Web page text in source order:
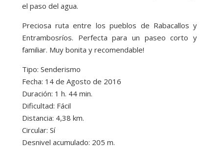
el paso del agua.
Preciosa ruta entre los pueblos de Rabacallos y
Entrambosríos. Perfecta para un paseo corto y
familiar. Muy bonita y recomendable!
Tipo: Senderismo
Fecha: 14 de Agosto de 2016
Duración: 1 h. 44 min.
Dificultad: Fácil
Distancia: 4,38 km.
Circular: Sí
Desnivel acumulado: 205 m.